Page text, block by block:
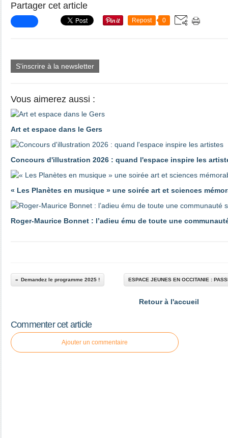
Partager cet article
Repost 0
S'inscrire à la newsletter
Vous aimerez aussi :
Art et espace dans le Gers
Concours d'illustration 2026 : quand l'espace inspire les
« Les Planètes en musique » une soirée art et sciences
Roger‑Maurice Bonnet : l’adieu ému de toute une
Demandez le programme 2025 ! ESPACE JEUNES EN OCCITANIE :
Retour à l'accueil
Commenter cet article
Ajouter un commentaire